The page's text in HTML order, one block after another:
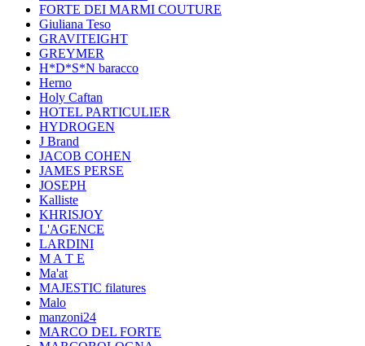
FORTE DEI MARMI COUTURE
Giuliana Teso
GRAVITEIGHT
GREYMER
H*D*S*N baracco
Herno
Holy Caftan
HOTEL PARTICULIER
HYDROGEN
J Brand
JACOB COHEN
JAMES PERSE
JOSEPH
Kalliste
KHRISJOY
L'AGENCE
LARDINI
M A T E
Ma'at
MAJESTIC filatures
Malo
manzoni24
MARCO DEL FORTE